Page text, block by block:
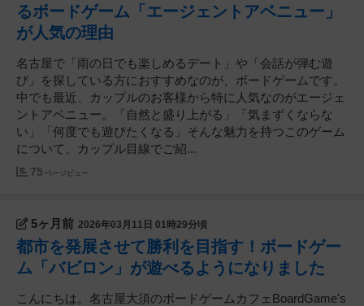
るボードゲーム「エージェントアベニュー」
が人気の理由
名古屋で「雨の日でも楽しめるデート」や「会話が弾む遊
び」を探している方におすすめなのが、ボードゲームです。
中でも最近、カップルのお客様から特に人気なのがエージェ
ントアベニュー。「自然と盛り上がる」「気まずくならな
い」「何度でも遊びたくなる」そんな魅力を持つこのゲーム
について、カップル目線でご紹...
75 ページビュー
5ヶ月前 2026年03月11日 01時29分頃
都市を発展させて勝利を目指す！ボードゲー
ム「バビロン」が遊べるようになりました
こんにちは。名古屋大須のボードゲームカフェBoardGame's